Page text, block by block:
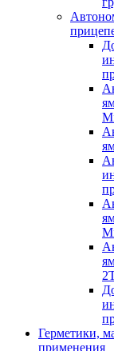
Герметики,
применения